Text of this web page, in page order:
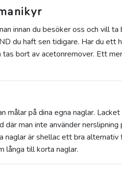
innan du besöker oss och vill
du haft sen tidigare. Har du ett
bort av acetonremover. Ett
målar på dina egna naglar.
där man inte använder
naglar är shellac ett bra
långa till korta naglar.